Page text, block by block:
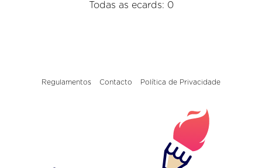
Todas as ecards: 0
Regulamentos Contacto Política de Privacidade